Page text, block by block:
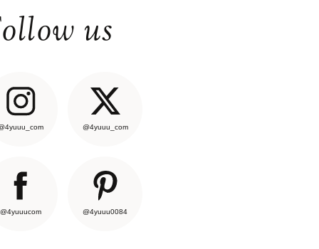
us
@4yuuu_com
@4yuuucom @4yuuu0084